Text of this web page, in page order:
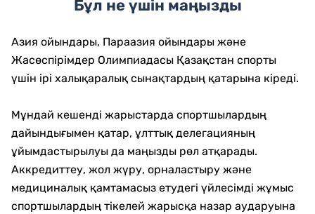
Бұл не үшін маңызды
Азия ойындары, Параазия ойындары және
Жасөспірімдер Олимпиадасы Қазақстан спорты
үшін ірі халықаралық сынақтардың қатарына кіреді.
Мұндай кешенді жарыстарда спортшылардың
дайындығымен қатар, ұлттық делегацияның
ұйымдастырылуы да маңызды рөл атқарады.
Аккредиттеу, жол жүру, орналастыру және
медициналық қамтамасыз етудегі үйлесімді жұмыс
спортшылардың тікелей жарысқа назар аударуына